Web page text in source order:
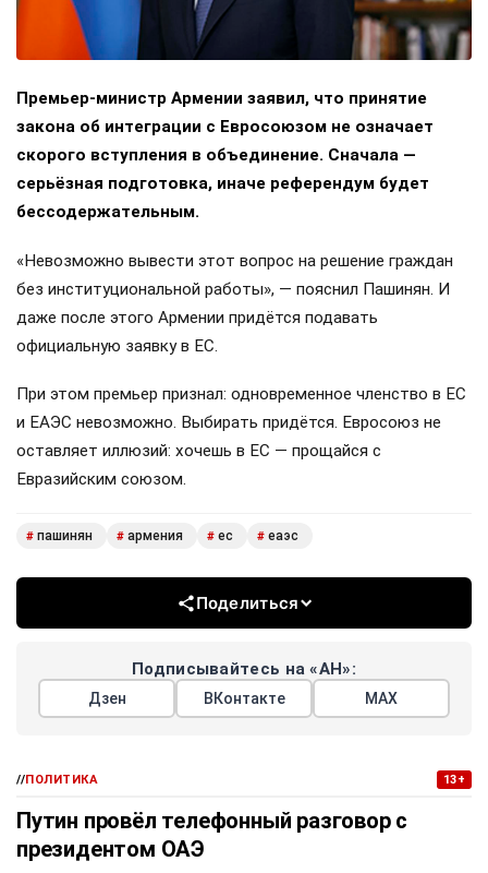
Премьер-министр Армении заявил, что принятие
закона об интеграции с Евросоюзом не означает
скорого вступления в объединение. Сначала —
серьёзная подготовка, иначе референдум будет
бессодержательным.
«Невозможно вывести этот вопрос на решение граждан
без институциональной работы», — пояснил Пашинян. И
даже после этого Армении придётся подавать
официальную заявку в ЕС.
При этом премьер признал: одновременное членство в ЕС
и ЕАЭС невозможно. Выбирать придётся. Евросоюз не
оставляет иллюзий: хочешь в ЕС — прощайся с
Евразийским союзом.
# пашинян # армения # ес # еаэс
Поделиться
Подписывайтесь на «АН»:
Дзен ВКонтакте МАХ
//ПОЛИТИКА 13+
Путин провёл телефонный разговор с
президентом ОАЭ